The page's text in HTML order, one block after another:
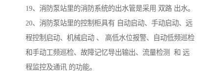
19、消防泵站里的消防系统的出水管是采用 双路 出水。
20、消防泵站里的控制柜具有 自动启动、手动启动、远
程控制启动、机械启动 、 高低水位报警、自动低频巡检
和手动工频巡检、故障记忆导出输出、流量检测 和 远
程监控及通讯 的功能。